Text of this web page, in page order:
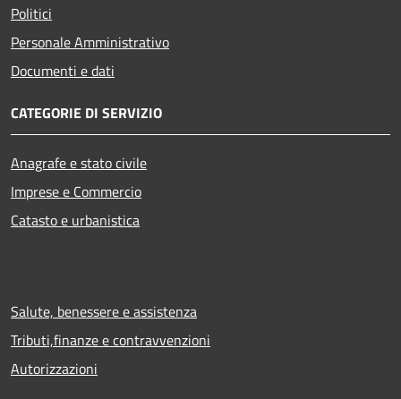
Politici
Personale Amministrativo
Documenti e dati
CATEGORIE DI SERVIZIO
Anagrafe e stato civile
Imprese e Commercio
Catasto e urbanistica
Salute, benessere e assistenza
Tributi,finanze e contravvenzioni
Autorizzazioni